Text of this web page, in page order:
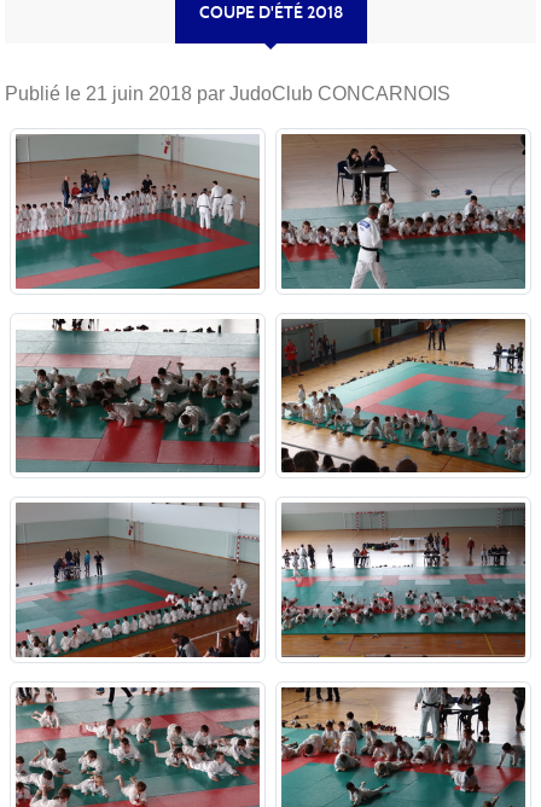
COUPE D'ÉTÉ 2018
Publié le 21 juin 2018 par JudoClub CONCARNOIS